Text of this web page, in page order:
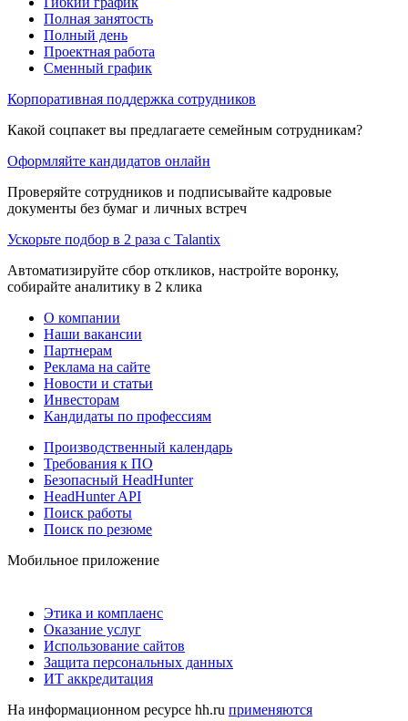
Полная занятость
Полный день
Проектная работа
Сменный график
Корпоративная поддержка сотрудников
Какой соцпакет вы предлагаете семейным сотрудникам?
Оформляйте кандидатов онлайн
Проверяйте сотрудников и подписывайте кадровые
документы без бумаг и личных встреч
Ускорьте подбор в 2 раза с Talantix
Автоматизируйте сбор откликов, настройте воронку,
собирайте аналитику в 2 клика
О компании
Наши вакансии
Партнерам
Реклама на сайте
Новости и статьи
Инвесторам
Кандидаты по профессиям
Производственный календарь
Требования к ПО
Безопасный HeadHunter
HeadHunter API
Поиск работы
Поиск по резюме
Мобильное приложение
Этика и комплаенс
Оказание услуг
Использование сайтов
Защита персональных данных
ИТ аккредитация
На информационном ресурсе hh.ru применяются